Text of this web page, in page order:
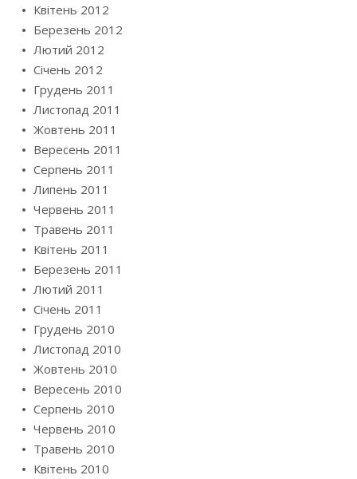
Квітень 2012
Березень 2012
Лютий 2012
Січень 2012
Грудень 2011
Листопад 2011
Жовтень 2011
Вересень 2011
Серпень 2011
Липень 2011
Червень 2011
Травень 2011
Квітень 2011
Березень 2011
Лютий 2011
Січень 2011
Грудень 2010
Листопад 2010
Жовтень 2010
Вересень 2010
Серпень 2010
Червень 2010
Травень 2010
Квітень 2010